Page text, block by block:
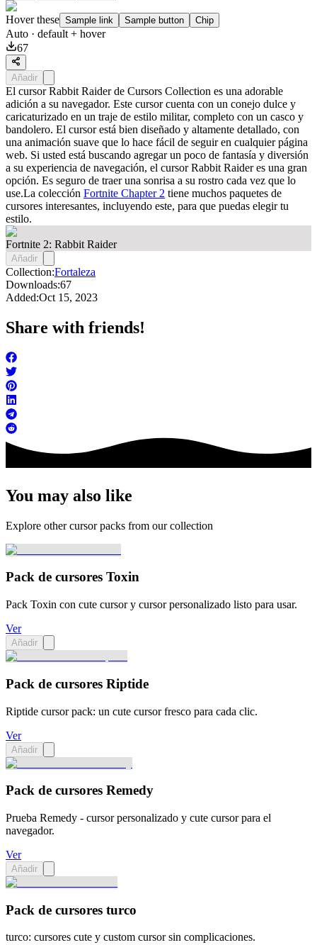
Hover these Sample link Sample button Chip
Auto · default + hover
67
Añadir
El cursor Rabbit Raider de Cursors Collection es una adorable
adición a su navegador. Este cursor cuenta con un conejo dulce y
caricaturizado en un traje de estilo militar, completo con un casco y
bandolero. El cursor está bien diseñado y altamente detallado, con
una animación suave que lo hace fácil de seguir en cualquier página
web. Si usted está buscando agregar un poco de fantasía y diversión
a su experiencia de navegación, el cursor Rabbit Raider es una gran
opción. Es seguro de traer una sonrisa a su rostro cada vez que lo
use.La colección Fortnite Chapter 2 tiene muchos paquetes de
cursores interesantes, incluyendo este, para que puedas elegir tu
estilo.
Fortnite 2: Rabbit Raider
Añadir
Collection:Fortaleza
Downloads:67
Added:Oct 15, 2023
Share with friends!
You may also like
Explore other cursor packs from our collection
Pack de cursores Toxin
Pack Toxin con cute cursor y cursor personalizado listo para usar.
Ver
Añadir
Pack de cursores Riptide
Riptide cursor pack: un cute cursor fresco para cada clic.
Ver
Añadir
Pack de cursores Remedy
Prueba Remedy - cursor personalizado y cute cursor para el
navegador.
Ver
Añadir
Pack de cursores turco
turco: cursores cute y custom cursor sin complicaciones.